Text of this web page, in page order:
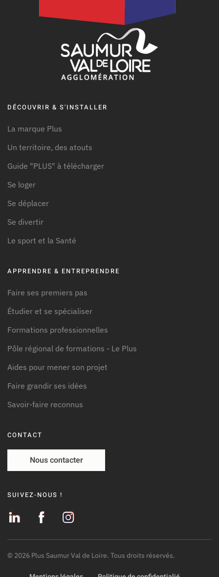
DÉCOUVRIR & S'INSTALLER
La marque Plus
Un territoire, des atouts
Guide "PLUS" à télécharger
Se loger
Se déplacer
Se divertir
Le sport et la Santé
APPRENDRE & ENTREPRENDRE
Faire ses premiers pas
Étudier et se spécialiser
Formations professionnelles
Pôle régional de formations - Le Plus
Aides pour mener son projet
Faire grandir ses idées
Savoir-faire reconnus
CONTACT
Nous contacter
SUIVEZ-NOUS !
© 2026 Plus Saumur Val de Loire. Tous droits réservés.